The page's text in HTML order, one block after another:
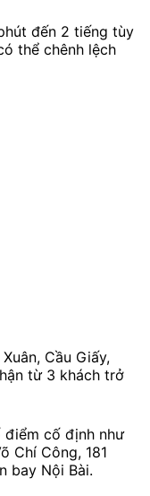
đến 2 tiếng tùy
thể chênh lệch
Cầu Giấy,
từ 3 khách trở
cố định như
Chí Công, 181
bay Nội Bài.